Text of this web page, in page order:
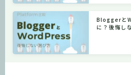
Bloggerと
に？後悔し